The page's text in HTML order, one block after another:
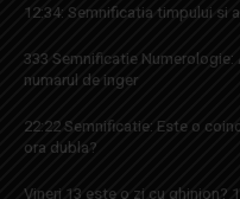
12:34: Semnificatia timpului si
333 Semnificatie
numarul de inger
22:22 Semnificatie: Este o
ora dubla?
Vineri 13 este o zi cu ghinion?